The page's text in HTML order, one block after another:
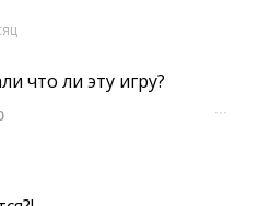
что ли эту игру?
···